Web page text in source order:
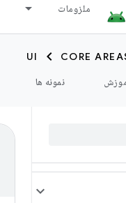
ملزومات
CORE
UI
نمونه ها